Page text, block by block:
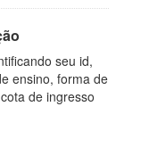
seu id,
ensino, forma de
de ingresso